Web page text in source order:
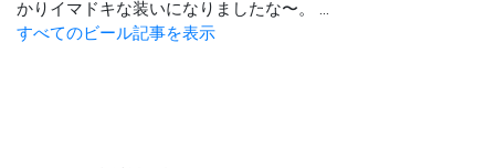
かりイマドキな装いになりましたな〜。 ...
すべてのビール記事を表示